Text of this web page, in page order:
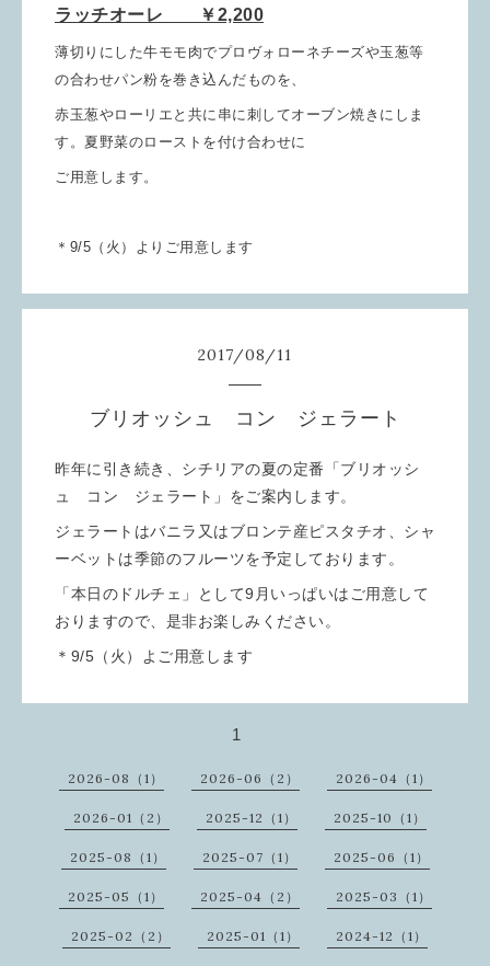
ラッチオーレ ￥2,200
薄切りにした牛モモ肉でプロヴォローネチーズや玉葱等
の合わせパン粉を巻き込んだものを、
赤玉葱やローリエと共に串に刺してオーブン焼きにしま
す。夏野菜のローストを付け合わせに
ご用意します。
＊9/5（火）よりご用意します
2017/08/11
ブリオッシュ コン ジェラート
昨年に引き続き、シチリアの夏の定番「ブリオッシ
ュ コン ジェラート」をご案内します。
ジェラートはバニラ又はブロンテ産ピスタチオ、シャ
ーベットは季節のフルーツを予定しております。
「本日のドルチェ」として9月いっぱいはご用意して
おりますので、是非お楽しみください。
＊9/5（火）よご用意します
1
2026-08（1） 2026-06（2） 2026-04（1）
2026-01（2） 2025-12（1） 2025-10（1）
2025-08（1） 2025-07（1） 2025-06（1）
2025-05（1） 2025-04（2） 2025-03（1）
2025-02（2） 2025-01（1） 2024-12（1）